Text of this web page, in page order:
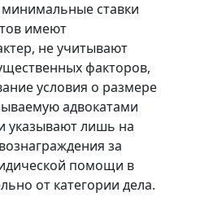
ставки
имеют
не учитывают
факторов,
условия о размере
адвокатами
лишь на
за
помощи в
от категории дела.